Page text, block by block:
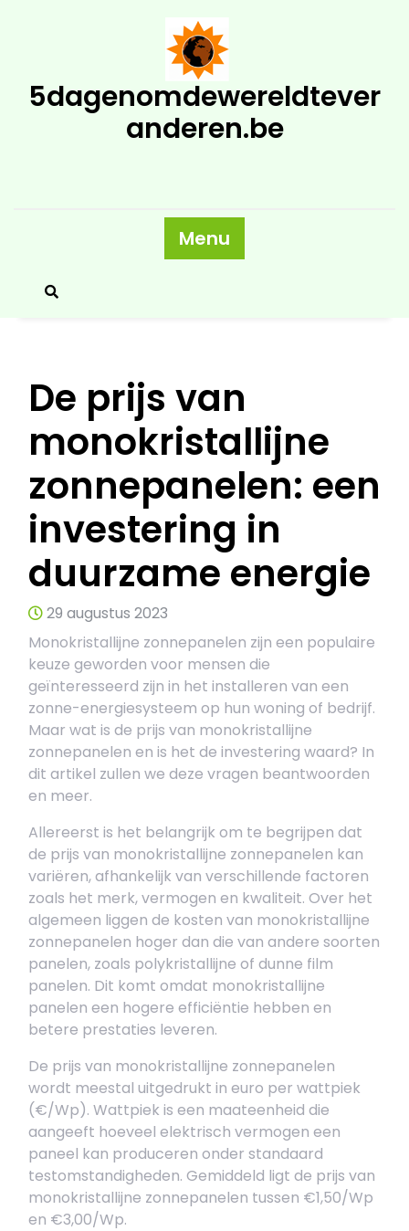
5dagenomdewereldtever
anderen.be
Menu
De prijs van
monokristallijne
zonnepanelen: een
investering in
duurzame energie
29 augustus 2023
Monokristallijne zonnepanelen zijn een populaire
keuze geworden voor mensen die
geïnteresseerd zijn in het installeren van een
zonne-energiesysteem op hun woning of bedrijf.
Maar wat is de prijs van monokristallijne
zonnepanelen en is het de investering waard? In
dit artikel zullen we deze vragen beantwoorden
en meer.
Allereerst is het belangrijk om te begrijpen dat
de prijs van monokristallijne zonnepanelen kan
variëren, afhankelijk van verschillende factoren
zoals het merk, vermogen en kwaliteit. Over het
algemeen liggen de kosten van monokristallijne
zonnepanelen hoger dan die van andere soorten
panelen, zoals polykristallijne of dunne film
panelen. Dit komt omdat monokristallijne
panelen een hogere efficiëntie hebben en
betere prestaties leveren.
De prijs van monokristallijne zonnepanelen
wordt meestal uitgedrukt in euro per wattpiek
(€/Wp). Wattpiek is een maateenheid die
aangeeft hoeveel elektrisch vermogen een
paneel kan produceren onder standaard
testomstandigheden. Gemiddeld ligt de prijs van
monokristallijne zonnepanelen tussen €1,50/Wp
en €3,00/Wp.